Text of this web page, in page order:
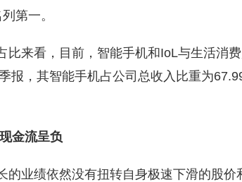
第一。
比来看，目前，智能手机和IoL与生活消
报，其智能手机占公司总收入比重为
金流呈负
的业绩依然没有扭转自身极速下滑的股价